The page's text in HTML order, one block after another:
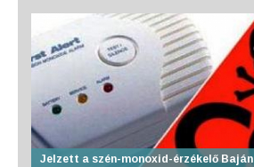
Jelzett a szén-monoxid-érzékelő Baján